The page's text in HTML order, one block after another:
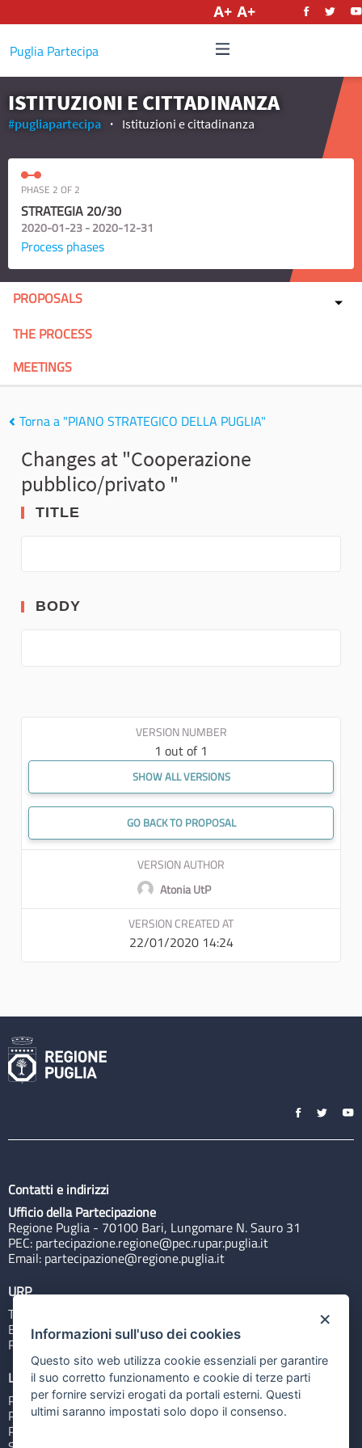
Puglia Partecipa
ISTITUZIONI E CITTADINANZA
#pugliapartecipa Istituzioni e cittadinanza
PHASE 2 OF 2
STRATEGIA 20/30
2020-01-23 - 2020-12-31
Process phases
PROPOSALS
THE PROCESS
MEETINGS
Torna a "PIANO STRATEGICO DELLA PUGLIA"
Changes at "Cooperazione
pubblico/privato "
TITLE
BODY
VERSION NUMBER
1 out of 1
SHOW ALL VERSIONS
GO BACK TO PROPOSAL
VERSION AUTHOR
Atonia UtP
VERSION CREATED AT
22/01/2020 14:24
Contatti e indirizzi
Ufficio della Partecipazione
Regione Puglia - 70100 Bari, Lungomare N. Sauro 31
PEC: partecipazione.regione@pec.rupar.puglia.it
Email: partecipazione@regione.puglia.it
URP
Tel: 800713939
Email:quiregione@regione.puglia.it
Rubrica
Link utili
Portale Istituzionale
PO FESR Puglia 2014-2020
PSR Puglia 2014-2020
×
Informazioni sull'uso dei cookies
Questo sito web utilizza cookie essenziali per garantire
il suo corretto funzionamento e cookie di terze parti
per fornire servizi erogati da portali esterni. Questi
ultimi saranno impostati solo dopo il consenso.